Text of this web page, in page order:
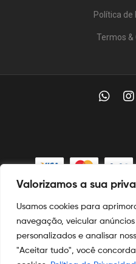
Valorizamos a sua
Usamos cookies para
navegação, veicular
personalizados e analisar
"Aceitar tudo", você
Política de
Termos &
Aymoré FogoseAymoré
nos termos das leis de